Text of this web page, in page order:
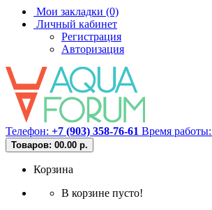
Мои закладки (0)
Личный кабинет
Регистрация
Авторизация
Телефон: +7 (903) 358-76-61 Время работы:
Товаров: 00.00 р.
Корзина
В корзине пусто!